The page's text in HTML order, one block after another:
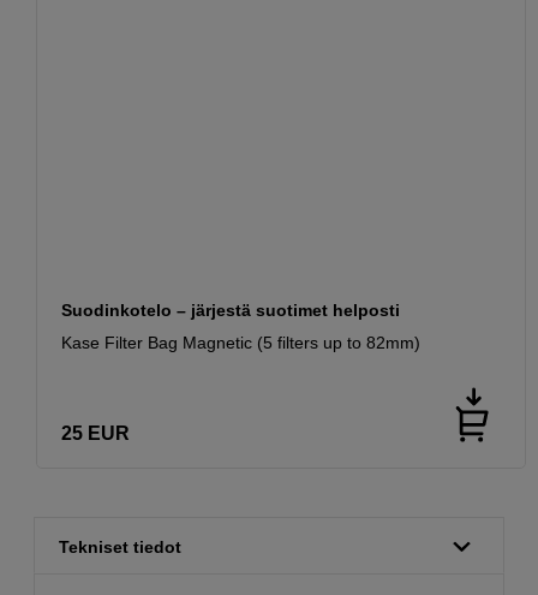
Suodinkotelo – järjestä suotimet helposti
Kase Filter Bag Magnetic (5 filters up to 82mm)
25 EUR
Tekniset tiedot